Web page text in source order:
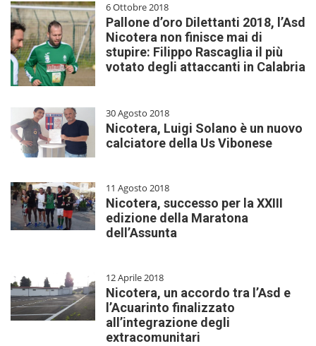
6 Ottobre 2018
Pallone d’oro Dilettanti 2018, l’Asd
Nicotera non finisce mai di
stupire: Filippo Rascaglia il più
votato degli attaccanti in Calabria
30 Agosto 2018
Nicotera, Luigi Solano è un nuovo
calciatore della Us Vibonese
11 Agosto 2018
Nicotera, successo per la XXIII
edizione della Maratona
dell’Assunta
12 Aprile 2018
Nicotera, un accordo tra l’Asd e
l’Acuarinto finalizzato
all’integrazione degli
extracomunitari